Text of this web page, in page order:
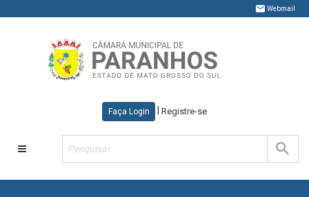
Webmail
Faça Login Registre-se
Toggle
navigation